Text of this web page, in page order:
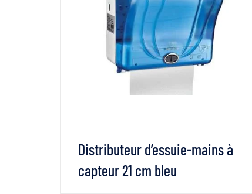
Distributeur d’essuie-mains à
capteur 21 cm bleu